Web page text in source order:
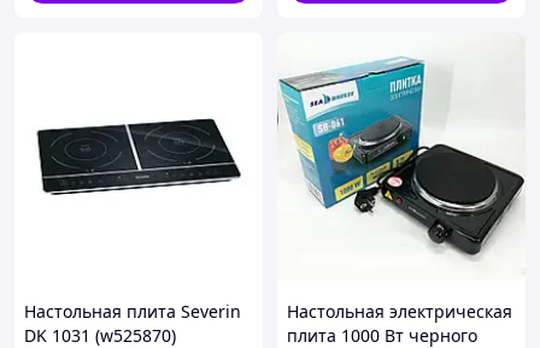
Настольная плита Severin
DK 1031 (w525870)
Настольная электрическая
плита 1000 Вт черного